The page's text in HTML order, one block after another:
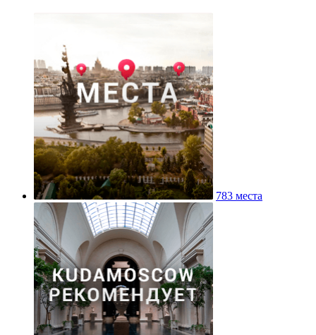
783 места